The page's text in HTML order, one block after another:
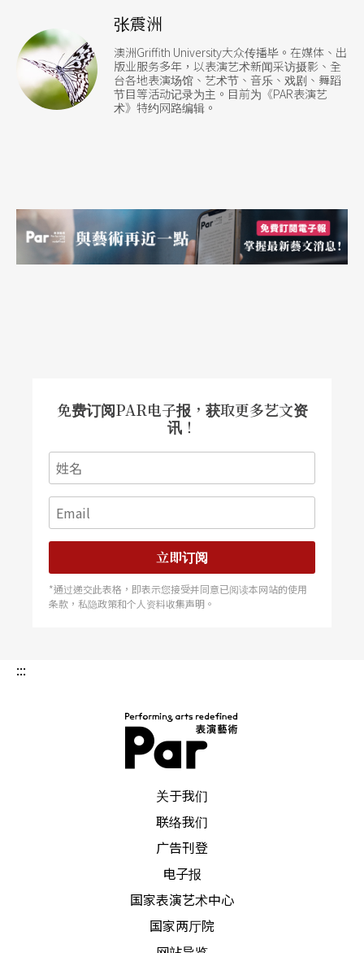
张震洲
澳洲Griffith University大众传播毕。在媒体、出
版业服务多年，以表演艺术新闻采访摄影、全
台各地表演场馆、艺术节、音乐、戏剧、舞蹈
节目等活动记录为主。目前为《PAR表演艺
术》特约网路编辑。
免费订阅PAR电子报，获取更多艺文资
讯！
立即订阅
*通过递交此表格，即表示您接受并同意已阅读本网站的使用
条款，私隐政策和个人资料收集声明。
:::
关于我们
联络我们
广告刊登
电子报
国家表演艺术中心
国家两厅院